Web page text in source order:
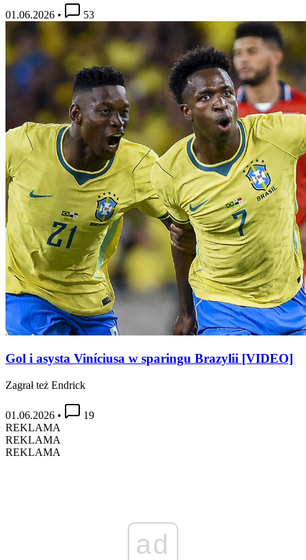
01.06.2026 • 53
Gol i asysta Viníciusa w sparingu Brazylii [VIDEO]
Zagrał też Endrick
01.06.2026 •
19
REKLAMA
REKLAMA
REKLAMA
ad